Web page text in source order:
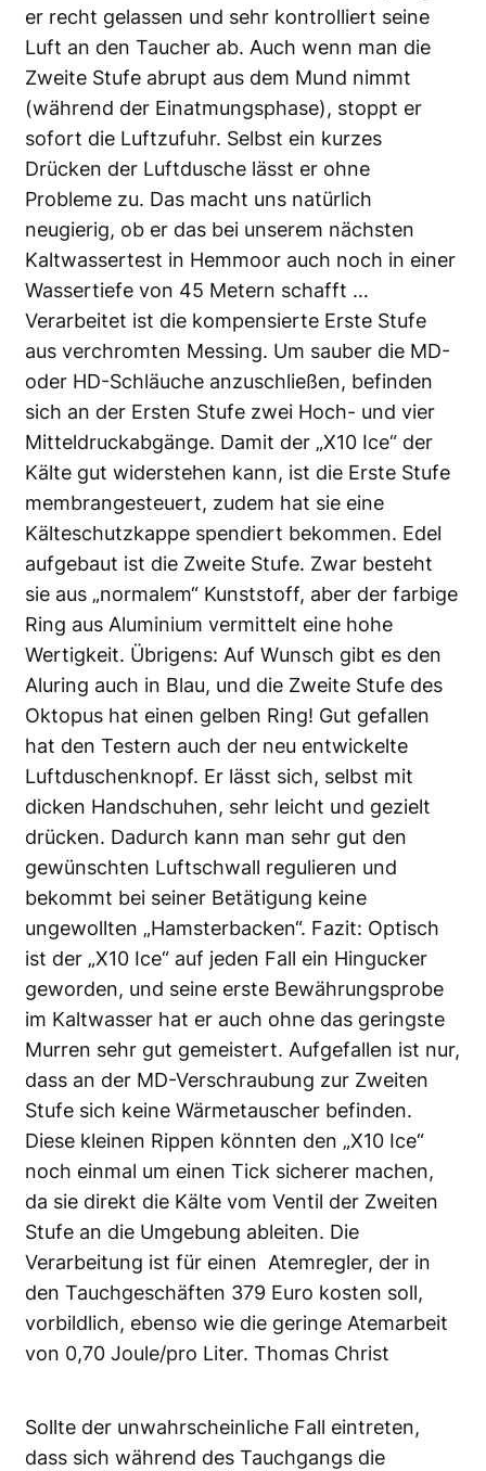
er recht gelassen und sehr kontrolliert seine
Luft an den Taucher ab. Auch wenn man die
Zweite Stufe abrupt aus dem Mund nimmt
(während der Einatmungsphase), stoppt er
sofort die Luftzufuhr. Selbst ein kurzes
Drücken der Luftdusche lässt er ohne
Probleme zu. Das macht uns natürlich
neugierig, ob er das bei unserem nächsten
Kaltwassertest in Hemmoor auch noch in einer
Wassertiefe von 45 Metern schafft …
Verarbeitet ist die kompensierte Erste Stufe
aus verchromten Messing. Um sauber die MD-
oder HD-Schläuche anzuschließen, befinden
sich an der Ersten Stufe zwei Hoch- und vier
Mitteldruckabgänge. Damit der „X10 Ice“ der
Kälte gut widerstehen kann, ist die Erste Stufe
membrangesteuert, zudem hat sie eine
Kälteschutzkappe spendiert bekommen. Edel
aufgebaut ist die Zweite Stufe. Zwar besteht
sie aus „normalem“ Kunststoff, aber der farbige
Ring aus Aluminium vermittelt eine hohe
Wertigkeit. Übrigens: Auf Wunsch gibt es den
Aluring auch in Blau, und die Zweite Stufe des
Oktopus hat einen gelben Ring! Gut gefallen
hat den Testern auch der neu entwickelte
Luftduschenknopf. Er lässt sich, selbst mit
dicken Handschuhen, sehr leicht und gezielt
drücken. Dadurch kann man sehr gut den
gewünschten Luftschwall regulieren und
bekommt bei seiner Betätigung keine
ungewollten „Hamsterbacken“. Fazit: Optisch
ist der „X10 Ice“ auf jeden Fall ein Hingucker
geworden, und seine erste Bewährungsprobe
im Kaltwasser hat er auch ohne das geringste
Murren sehr gut gemeistert. Aufgefallen ist nur,
dass an der MD-Verschraubung zur Zweiten
Stufe sich keine Wärmetauscher befinden.
Diese kleinen Rippen könnten den „X10 Ice“
noch einmal um einen Tick sicherer machen,
da sie direkt die Kälte vom Ventil der Zweiten
Stufe an die Umgebung ableiten. Die
Verarbeitung ist für einen Atemregler, der in
den Tauchgeschäften 379 Euro kosten soll,
vorbildlich, ebenso wie die geringe Atemarbeit
von 0,70 Joule/pro Liter. Thomas Christ
Sollte der unwahrscheinliche Fall eintreten,
dass sich während des Tauchgangs die